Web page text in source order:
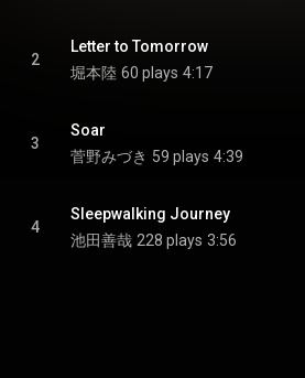
2
Letter to Tomorrow
堀本陸 60 plays 4:17
3
Soar
菅野みづき 59 plays 4:39
4
Sleepwalking Journey
池田善哉 228 plays 3:56